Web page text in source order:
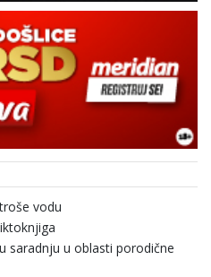
vodu
saradnju u oblasti porodične